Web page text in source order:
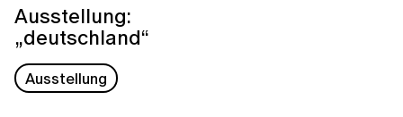
Ausstellung:
„deutschland“
Ausstellung